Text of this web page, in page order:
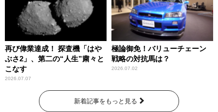
再び偉業達成！ 探査機「はや
ぶさ2」、第二の“人生”粛々と
こなす
2026.07.07
極論御免！バリューチェーン
戦略の対抗馬は？
2026.07.02
新着記事をもっと見る